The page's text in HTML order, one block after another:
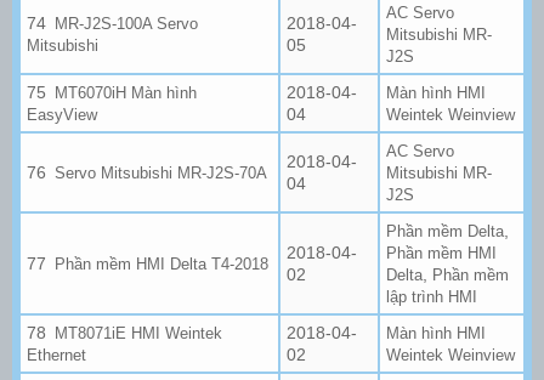
MR-J2S-100A Servo
Mitsubishi
2018-04-
05
AC Servo
Mitsubishi MR-
J2S
MT6070iH Màn hình
EasyView
2018-04-
04
Màn hình HMI
Weintek Weinview
Servo Mitsubishi MR-J2S-70A
2018-04-
04
AC Servo
Mitsubishi MR-
J2S
Phần mềm HMI Delta T4-2018
2018-04-
02
Phần mềm Delta
Phần mềm HMI
Delta
Phần mềm
lập trình HMI
MT8071iE HMI Weintek
Ethernet
2018-04-
02
Màn hình HMI
Weintek Weinview